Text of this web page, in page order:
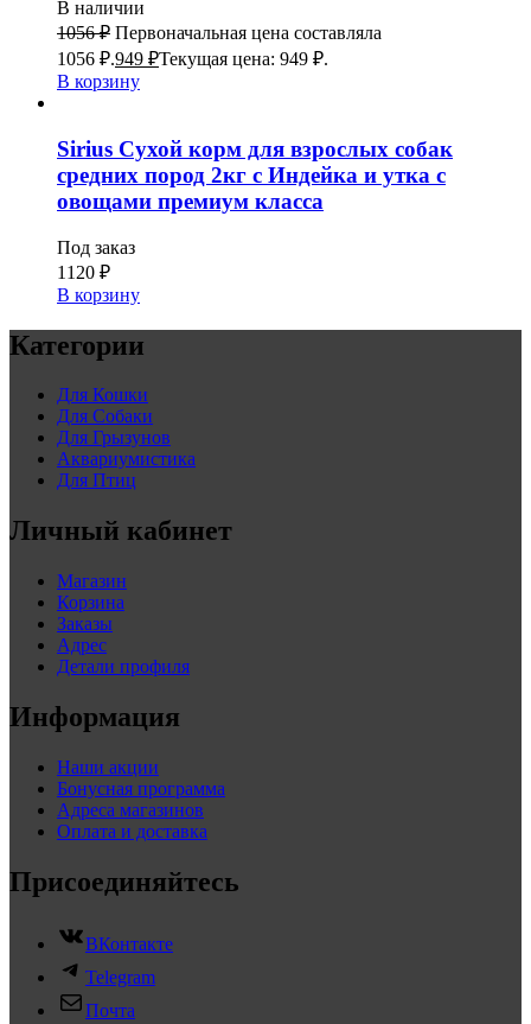
В наличии
1056₽ Первоначальная цена составляла
1056 ₽.949 ₽Текущая цена: 949 ₽.
В корзину
Sirius Сухой корм для взрослых собак
средних пород 2кг с Индейка и утка с
овощами премиум класса
Под заказ
1120 ₽
В корзину
Категории
Для Кошки
Для Собаки
Для Грызунов
Аквариумистика
Для Птиц
Личный кабинет
Магазин
Корзина
Заказы
Адрес
Детали профиля
Информация
Наши акции
Бонусная программа
Адреса магазинов
Оплата и доставка
Присоединяйтесь
ВКонтакте
Telegram
Почта